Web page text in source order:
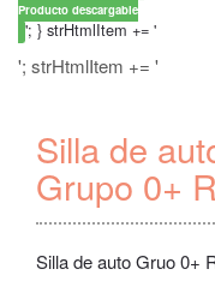
Producto descargable
'; } strHtmlItem += '
'; strHtmlItem += '
Silla de
Grupo 0+
Silla de auto Gruo 0+